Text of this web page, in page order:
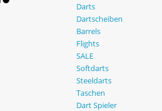
Darts
Dartscheiben
Barrels
Flights
SALE
Softdarts
Steeldarts
Taschen
Dart Spieler